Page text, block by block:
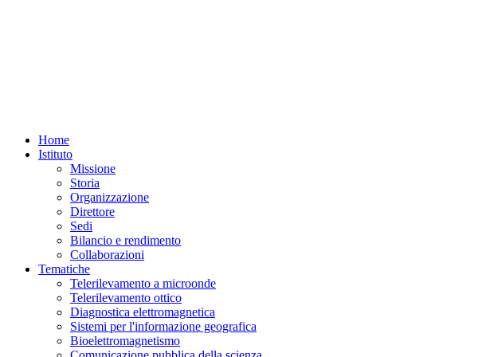
Home
Istituto
Missione
Storia
Organizzazione
Direttore
Sedi
Bilancio e rendimento
Collaborazioni
Tematiche
Telerilevamento a microonde
Telerilevamento ottico
Diagnostica elettromagnetica
Sistemi per l'informazione geografica
Bioelettromagnetismo